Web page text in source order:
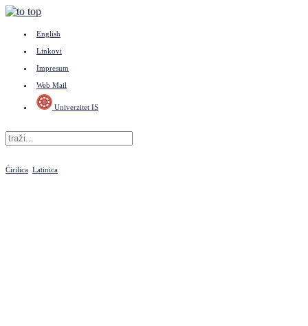
English
Linkovi
Impresum
Web Mail
Univerzitet IS
Ćirilica Latinica